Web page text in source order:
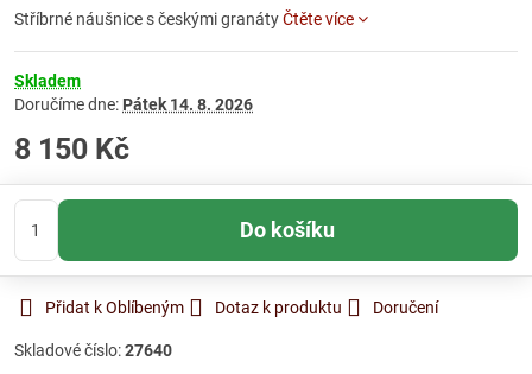
Stříbrné náušnice s českými granátyČtěte více
Skladem
Doručíme dne: Pátek 14. 8. 2026
8 150 Kč
Do košíku
Přidat k Oblíbeným Dotaz k produktu Doručení
Skladové číslo:27640